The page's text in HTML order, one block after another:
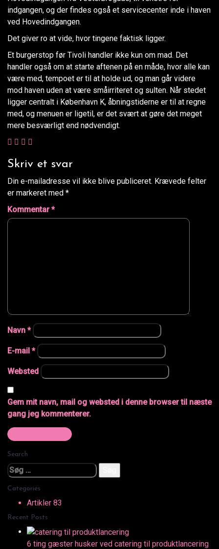
indgangen, og der findes også et servicecenter inde i haven
ved Hovedindgangen.
Det giver ro at vide, hvor tingene faktisk ligger.
Et burgerstop før Tivoli handler ikke kun om mad. Det
handler også om at starte aftenen på en måde, hvor alle kan
være med, tempoet er til at holde ud, og man går videre
mod haven uden at være småirriteret og sulten. Når stedet
ligger centralt i København K, åbningstiderne er til at regne
med, og menuen er ligetil, er det svært at gøre det meget
mere besværligt end nødvendigt.
Skriv et svar
Din e-mailadresse vil ikke blive publiceret. Krævede felter
er markeret med *
Kommentar*
Navn *
E-mail *
Websted
Gem mit navn, mail og websted i denne browser til næste
gang jeg kommenterer.
Search
Søg
efter:
Categories
Artikler 83
Recent Posts
6 ting gæster husker ved catering til produktlancering